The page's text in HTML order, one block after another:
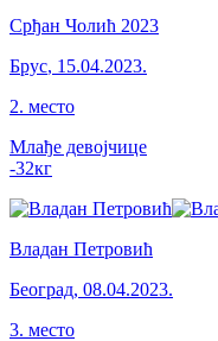
Срђан Чолић 2023
Брус, 15.04.2023.
2. место
Млађе девојчице
-32кг
Владан Петровић
Београд, 08.04.2023.
3. место